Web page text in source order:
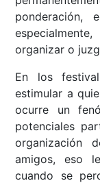
ponderación,
organizar o
En los
estimular a
ocurre un
potenciales
organización
amigos, eso
cuando se